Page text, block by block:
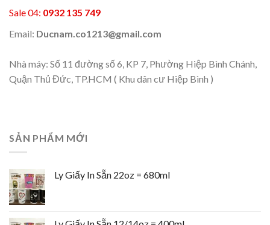
Sale 04: 0932 135 749
Email: Ducnam.co1213@gmail.com
Nhà máy: Số 11 đường số 6, KP 7, Phường Hiệp Bình Chánh,
Quận Thủ Đức, TP.HCM ( Khu dân cư Hiệp Bình )
SẢN PHẨM MỚI
Ly Giấy In Sẵn 22oz = 680ml